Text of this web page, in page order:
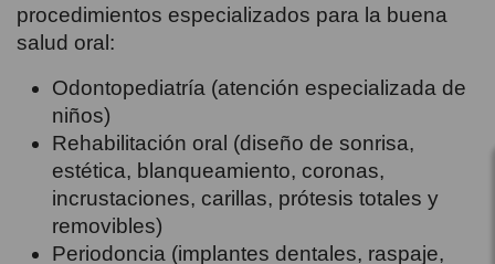
procedimientos especializados para la buena
salud oral:
Odontopediatría (atención especializada de
niños)
Rehabilitación oral (diseño de sonrisa,
estética, blanqueamiento, coronas,
incrustaciones, carillas, prótesis totales y
removibles)
Periodoncia (implantes dentales, raspaje,